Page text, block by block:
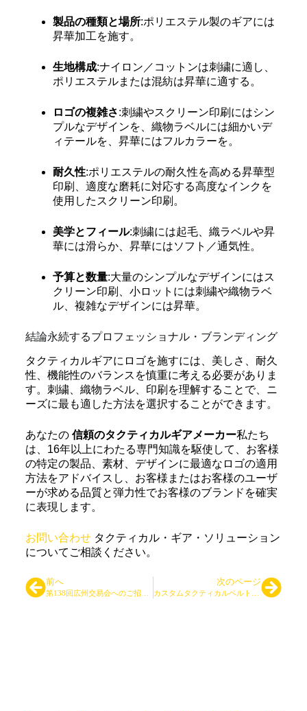
製品の種類と場所:ポリエステル製のギアには
昇華加工を施す。
生地構成:ナイロン／コットンは刺繍に適し、
ポリエステルまたは混紡は昇華に適する。
ロゴの複雑さ:刺繍やスクリーン印刷にはシン
プルなデザインを、織物ラベルには細かいデ
ィテールを、昇華にはフルカラーを。
耐久性:ポリエステルの耐久性を高める昇華型
印刷、適度な磨耗に対応する高度なインクを
使用したスクリーン印刷。
美学とフィール:刺繍には起毛、織ラベルや昇
華には滑らか、昇華にはソフト／通気性。
予算と数量:大量のシンプルなデザインにはス
クリーン印刷、小ロットには刺繍や織物ラベ
ル、複雑なデザインには昇華。
結論永続するプロフェッショナル・ブランディング
タクティカルギアにロゴを施すには、美しさ、耐久
性、機能性のバランスを慎重に考える必要がありま
す。刺繍、織物ラベル、印刷を理解することで、ニ
ーズに最も適した方法を選択することができます。
あなたの 信頼のタクティカルギアメーカー私たち
は、16年以上にわたる専門知識を駆使して、お客様
の特定の製品、素材、デザインに最適なロゴの適用
方法をアドバイスし、お客様またはお客様のユーザ
ーが求める品質と弾力性でお客様のブランドを確実
に表現します。
お問い合わせタクティカル・ギア・ソリューション
についてご相談ください。
前へ
第138回広州交易会へのご招待 - 広州でお会いしましょう
次のページ